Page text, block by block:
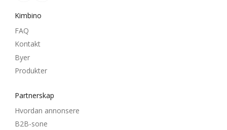
Kimbino
FAQ
Kontakt
Byer
Produkter
Partnerskap
Hvordan annonsere
B2B-sone